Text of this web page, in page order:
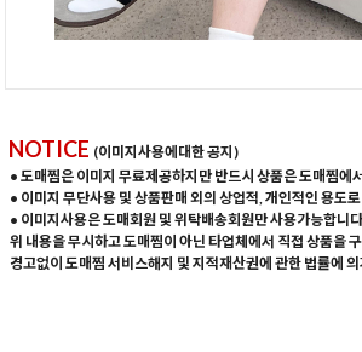
NOTICE (이미지사용에대한 공지)
• 도매찜은 이미지 무료제공하지만 반드시 상품은 도매찜
• 이미지 무단사용 및 상품판매 외의 상업적, 개인적인 용도
• 이미지사용은 도매회원 및 위탁배송회원만 사용가능합니
위 내용을 무시하고 도매찜이 아닌 타업체에서 직접 상품을
경고없이 도매찜 서비스해지 및 지적재산권에 관한 법률에